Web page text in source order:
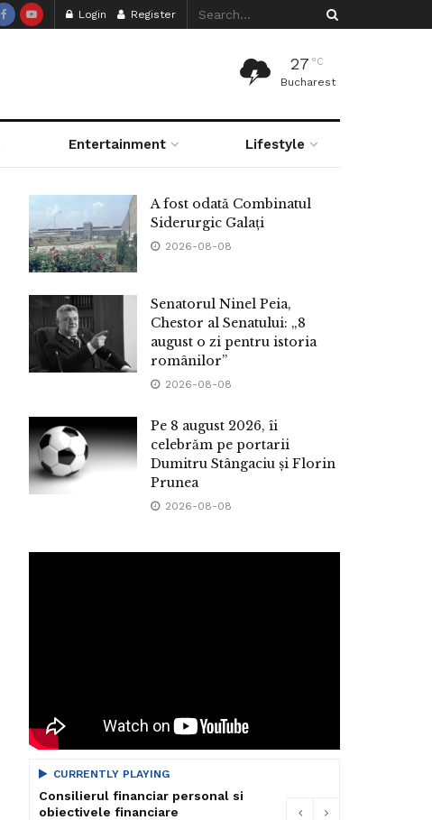
Login Register
27 °C
Bucharest
Entertainment Lifestyle
A fost odată Combinatul
Siderurgic Galați
2026-08-08
Senatorul Ninel Peia,
Chestor al Senatului: „8
august o zi pentru istoria
românilor”
2026-08-08
Pe 8 august 2026, îi
celebrăm pe portarii
Dumitru Stângaciu și Florin
Prunea
2026-08-08
CURRENTLY PLAYING
Consilierul financiar personal si
obiectivele financiare